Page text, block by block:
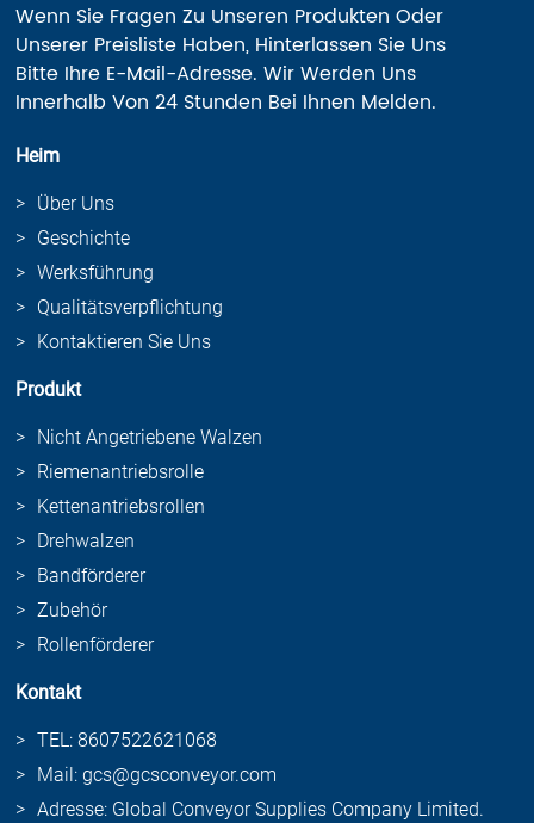
Wenn Sie Fragen Zu Unseren Produkten Oder
Unserer Preisliste Haben, Hinterlassen Sie Uns
Bitte Ihre E-Mail-Adresse. Wir Werden Uns
Innerhalb Von 24 Stunden Bei Ihnen Melden.
Heim
Über Uns
Geschichte
Werksführung
Qualitätsverpflichtung
Kontaktieren Sie Uns
Produkt
Nicht Angetriebene Walzen
Riemenantriebsrolle
Kettenantriebsrollen
Drehwalzen
Bandförderer
Zubehör
Rollenförderer
Kontakt
TEL: 8607522621068
Mail: gcs@gcsconveyor.com
Adresse: Global Conveyor Supplies Company Limited.